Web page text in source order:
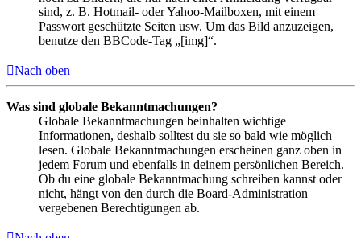
sind, z. B. Hotmail- oder Yahoo-Mailboxen, mit einem
Passwort geschützte Seiten usw. Um das Bild anzuzeigen,
benutze den BBCode-Tag „[img]“.
Nach oben
Was sind globale Bekanntmachungen?
Globale Bekanntmachungen beinhalten wichtige
Informationen, deshalb solltest du sie so bald wie möglich
lesen. Globale Bekanntmachungen erscheinen ganz oben in
jedem Forum und ebenfalls in deinem persönlichen Bereich.
Ob du eine globale Bekanntmachung schreiben kannst oder
nicht, hängt von den durch die Board-Administration
vergebenen Berechtigungen ab.